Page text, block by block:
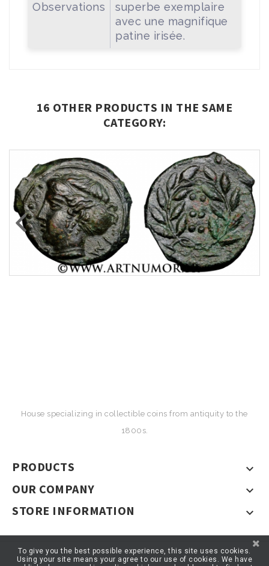
Observations
superbe exemplaire
avec une magnifique
patine irisée.
16 OTHER PRODUCTS IN THE SAME
CATEGORY:
House specializing in collectible coins from antiquity to the
1800s.
PRODUCTS 
OUR COMPANY 
STORE INFORMATION 
To give you the best possible experience, this site uses cookies.
Using your site means your agree to our use of cookies. We have